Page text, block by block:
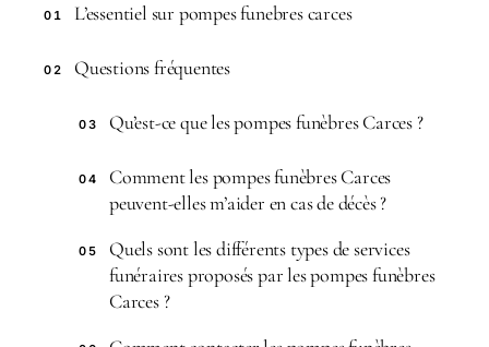
01 L’essentiel sur pompes funebres carces
02 Questions fréquentes
03 Qu’est-ce que les pompes funèbres Carces ?
04
Comment les pompes funèbres Carces
peuvent-elles m’aider en cas de décès ?
05
Quels sont les différents types de services
funéraires proposés par les pompes funèbres
Carces ?